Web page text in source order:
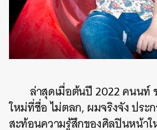
ล่าสุดเมื่อต้นปี 2022 คนนท์
ใหม่ที่ชื่อ ไม่ตลก, ผมจริงจัง ประ
สะท้อนความรู้สึกของศิลปินหน้า